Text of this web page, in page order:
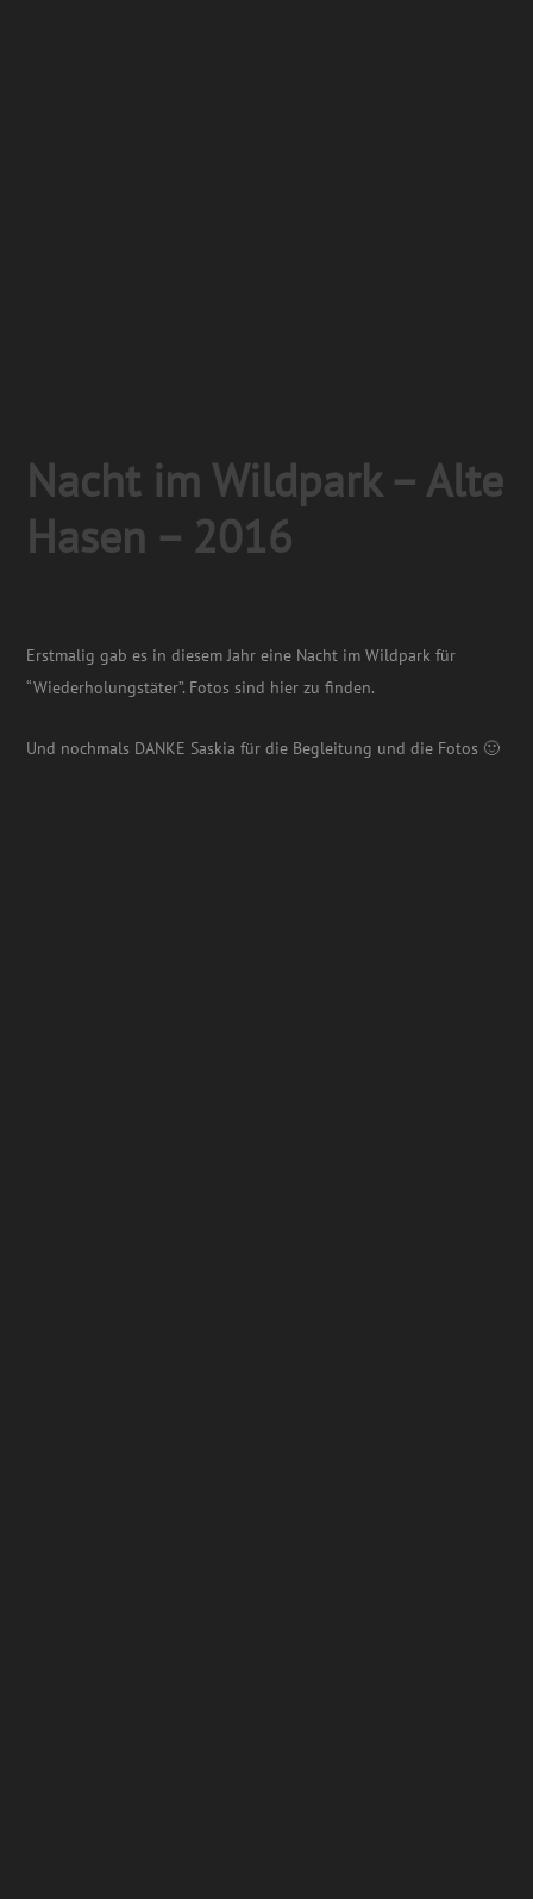
Nacht im Wildpark – Alte
Hasen – 2016
Erstmalig gab es in diesem Jahr eine Nacht im Wildpark für
“Wiederholungstäter”. Fotos sind hier zu finden.
Und nochmals DANKE Saskia für die Begleitung und die Fotos 🙂